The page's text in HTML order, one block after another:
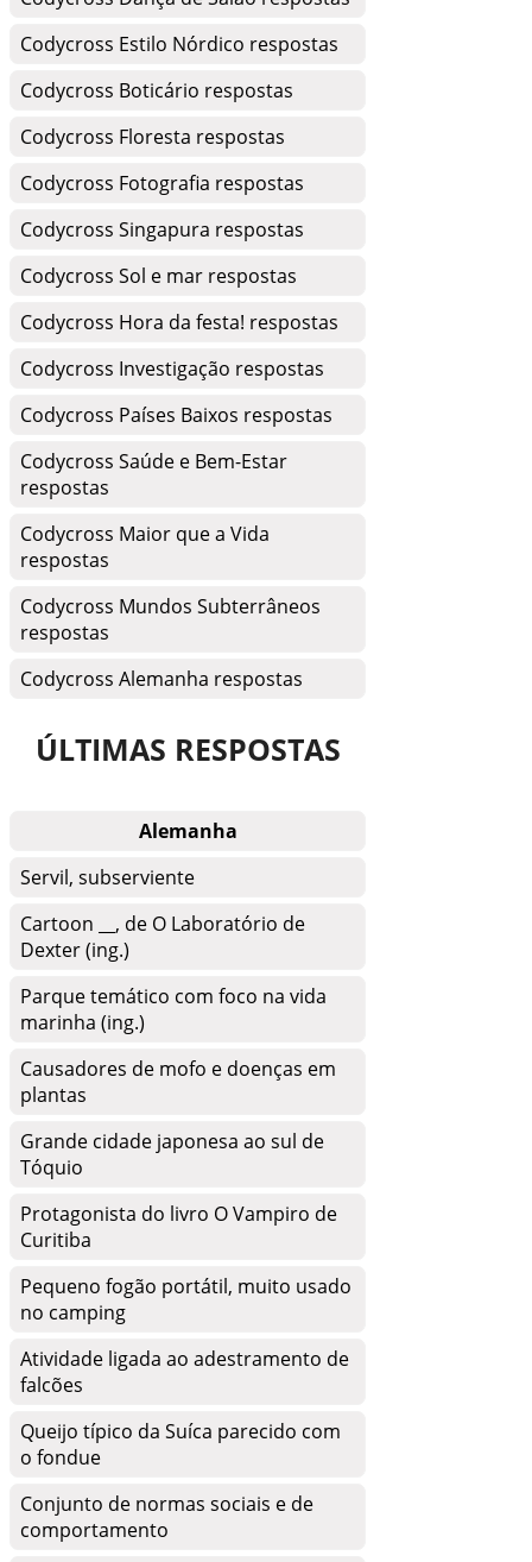
Codycross Estilo Nórdico respostas
Codycross Boticário respostas
Codycross Floresta respostas
Codycross Fotografia respostas
Codycross Singapura respostas
Codycross Sol e mar respostas
Codycross Hora da festa! respostas
Codycross Investigação respostas
Codycross Países Baixos respostas
Codycross Saúde e Bem-Estar
respostas
Codycross Maior que a Vida
respostas
Codycross Mundos Subterrâneos
respostas
Codycross Alemanha respostas
ÚLTIMAS RESPOSTAS
Alemanha
Servil, subserviente
Cartoon __, de O Laboratório de
Dexter (ing.)
Parque temático com foco na vida
marinha (ing.)
Causadores de mofo e doenças em
plantas
Grande cidade japonesa ao sul de
Tóquio
Protagonista do livro O Vampiro de
Curitiba
Pequeno fogão portátil, muito usado
no camping
Atividade ligada ao adestramento de
falcões
Queijo típico da Suíca parecido com
o fondue
Conjunto de normas sociais e de
comportamento